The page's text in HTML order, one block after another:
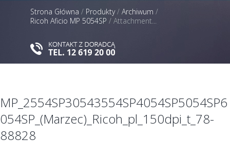
Strona Główna / Produkty/ Archiwum /
Ricoh Aficio MP 5054SP / Attachment...
MP_2554SP30543554SP4054SP5054SP6
054SP_(Marzec)_Ricoh_pl_150dpi_t_78-
88828